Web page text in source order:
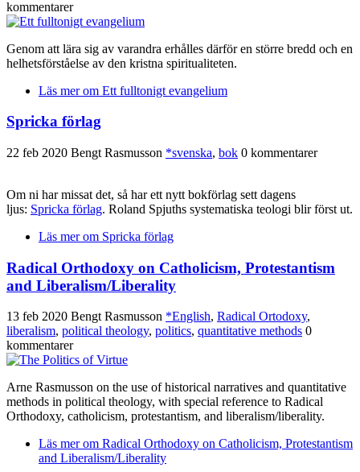
kommentarer
Genom att lära sig av varandra erhålles därför en större bredd och en
helhetsförståelse av den kristna spiritualiteten.
Läs merom Ett fulltonigt evangelium
Spricka förlag
22 feb 2020 Bengt Rasmusson *svenska, bok 0 kommentarer
Om ni har missat det, så har ett nytt bokförlag sett dagens
ljus: Spricka förlag. Roland Spjuths systematiska teologi blir först ut.
Läs merom Spricka förlag
Radical Orthodoxy on Catholicism, Protestantism
and Liberalism/Liberality
13 feb 2020 Bengt Rasmusson *English, Radical Ortodoxy,
liberalism, political theology, politics, quantitative methods 0
kommentarer
Arne Rasmusson on the use of historical narratives and quantitative
methods in political theology, with special reference to Radical
Orthodoxy, catholicism, protestantism, and liberalism/liberality.
Läs merom Radical Orthodoxy on Catholicism, Protestantism
and Liberalism/Liberality